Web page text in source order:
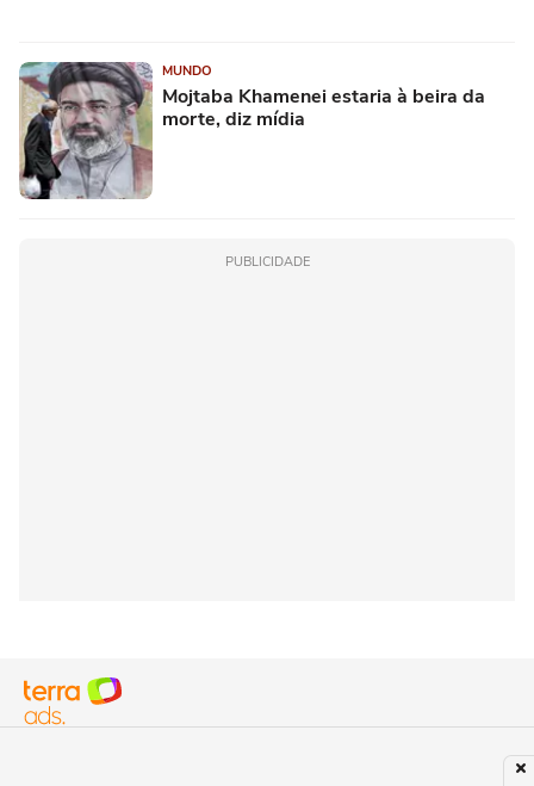
MUNDO
Mojtaba Khamenei estaria à beira da
morte, diz mídia
PUBLICIDADE